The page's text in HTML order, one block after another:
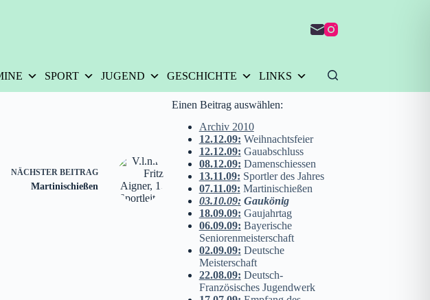
SPORT JUGEND GESCHICHTE LINKS
NÄCHSTER BEITRAG
Martinischießen
Einen Beitrag auswählen:
Archiv 2010
12.12.09: Weihnachtsfeier
12.12.09: Gauabschluss
08.12.09: Damenschiessen
13.11.09: Sportler des Jahres
07.11.09: Martinischießen
03.10.09: Gaukönig
18.09.09: Gaujahrtag
06.09.09: Bayerische
Seniorenmeisterschaft
02.09.09: Deutsche
Meisterschaft
22.08.09: Deutsch-
Französisches Jugendwerk